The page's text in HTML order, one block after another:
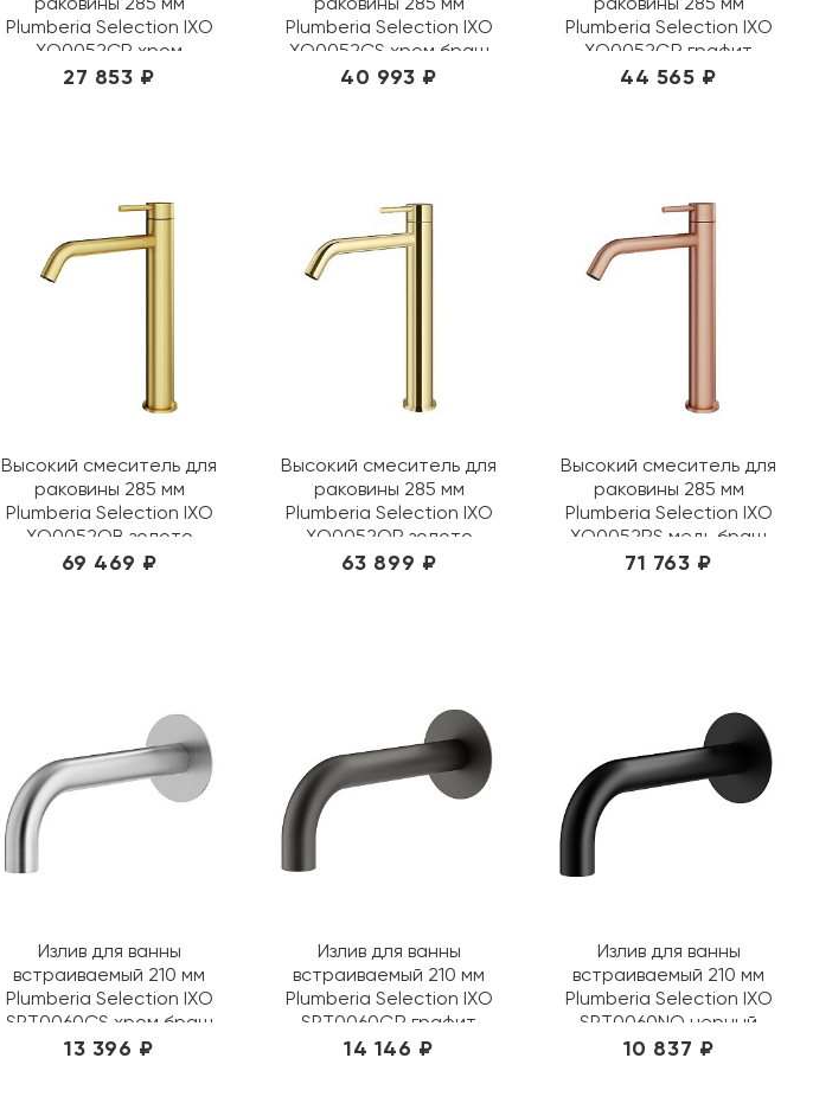
Plumberia Selection IXO
XO0052CR хром
27 853 ₽
Plumberia Selection IXO
XO0052CS хром браш
40 993 ₽
Plumberia Selection IXO
XO0052GR графит
44 565 ₽
Высокий смеситель для
раковины 285 мм
Plumberia Selection IXO
XO0052OB золото
браш
69 469 ₽
Высокий смеситель для
раковины 285 мм
Plumberia Selection IXO
XO0052OR золото
63 899 ₽
Высокий смеситель для
раковины 285 мм
Plumberia Selection IXO
XO0052RS медь браш
71 763 ₽
Излив для ванны
встраиваемый 210 мм
Plumberia Selection IXO
SPT0060CS хром браш
13 396 ₽
Излив для ванны
встраиваемый 210 мм
Plumberia Selection IXO
SPT0060GR графит
14 146 ₽
Излив для ванны
встраиваемый 210 мм
Plumberia Selection IXO
SPT0060NO черный
10 837 ₽